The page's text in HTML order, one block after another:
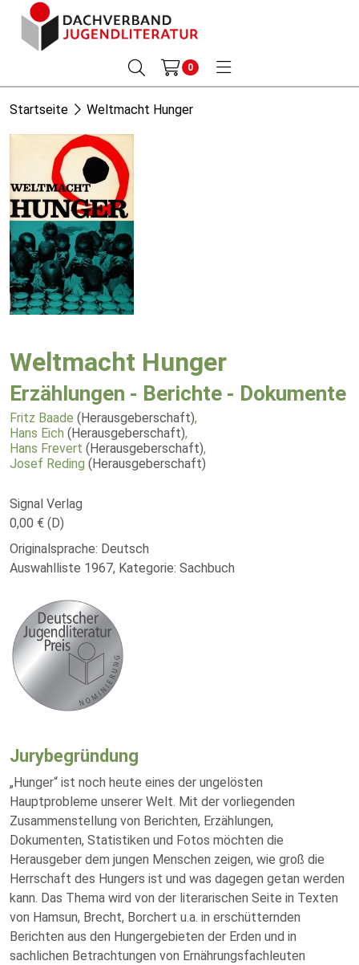
0
Startseite Weltmacht Hunger
Weltmacht Hunger
Erzählungen - Berichte - Dokumente
Fritz Baade (Herausgeberschaft),
Hans Eich (Herausgeberschaft),
Hans Frevert (Herausgeberschaft),
Josef Reding (Herausgeberschaft)
Signal Verlag
0,00 € (D)
Originalsprache: Deutsch
Auswahlliste 1967, Kategorie: Sachbuch
Jurybegründung
„Hunger“ ist noch heute eines der ungelösten
Hauptprobleme unserer Welt. Mit der vorliegenden
Zusammenstellung von Berichten, Erzählungen,
Dokumenten, Statistiken und Fotos möchten die
Herausgeber dem jungen Menschen zeigen, wie groß die
Herrschaft des Hungers ist und was dagegen getan werden
kann. Das Thema wird von der literarischen Seite in Texten
von Hamsun, Brecht, Borchert u.a. in erschütternden
Berichten aus den Hungergebieten der Erden und in
sachlichen Betrachtungen von Ernährungsfachleuten